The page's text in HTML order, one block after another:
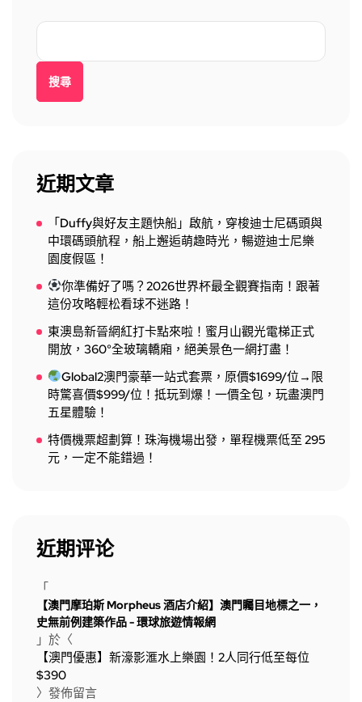
搜尋
近期文章
「Duffy與好友主題快船」啟航，穿梭迪士尼碼頭與
中環碼頭航程，船上邂逅萌趣時光，暢遊迪士尼樂
園度假區！
你準備好了嗎？2026世界杯最全觀賽指南！跟著
這份攻略輕松看球不迷路！
東澳島新晉網紅打卡點來啦！蜜月山觀光電梯正式
開放，360°全玻璃轎廂，絕美景色一網打盡！
Global2澳門豪華一站式套票，原價$1699/位→限
時驚喜價$999/位！抵玩到爆！一價全包，玩盡澳門
五星體驗！
特價機票超劃算！珠海機場出發，單程機票低至 295
元，一定不能錯過！
近期评论
「
【澳門摩珀斯 Morpheus 酒店介紹】澳門矚目地標之一，
史無前例建築作品 - 環球旅遊情報網
」於〈
【澳門優惠】新濠影滙水上樂園！2人同行低至每位
$390
〉發佈留言